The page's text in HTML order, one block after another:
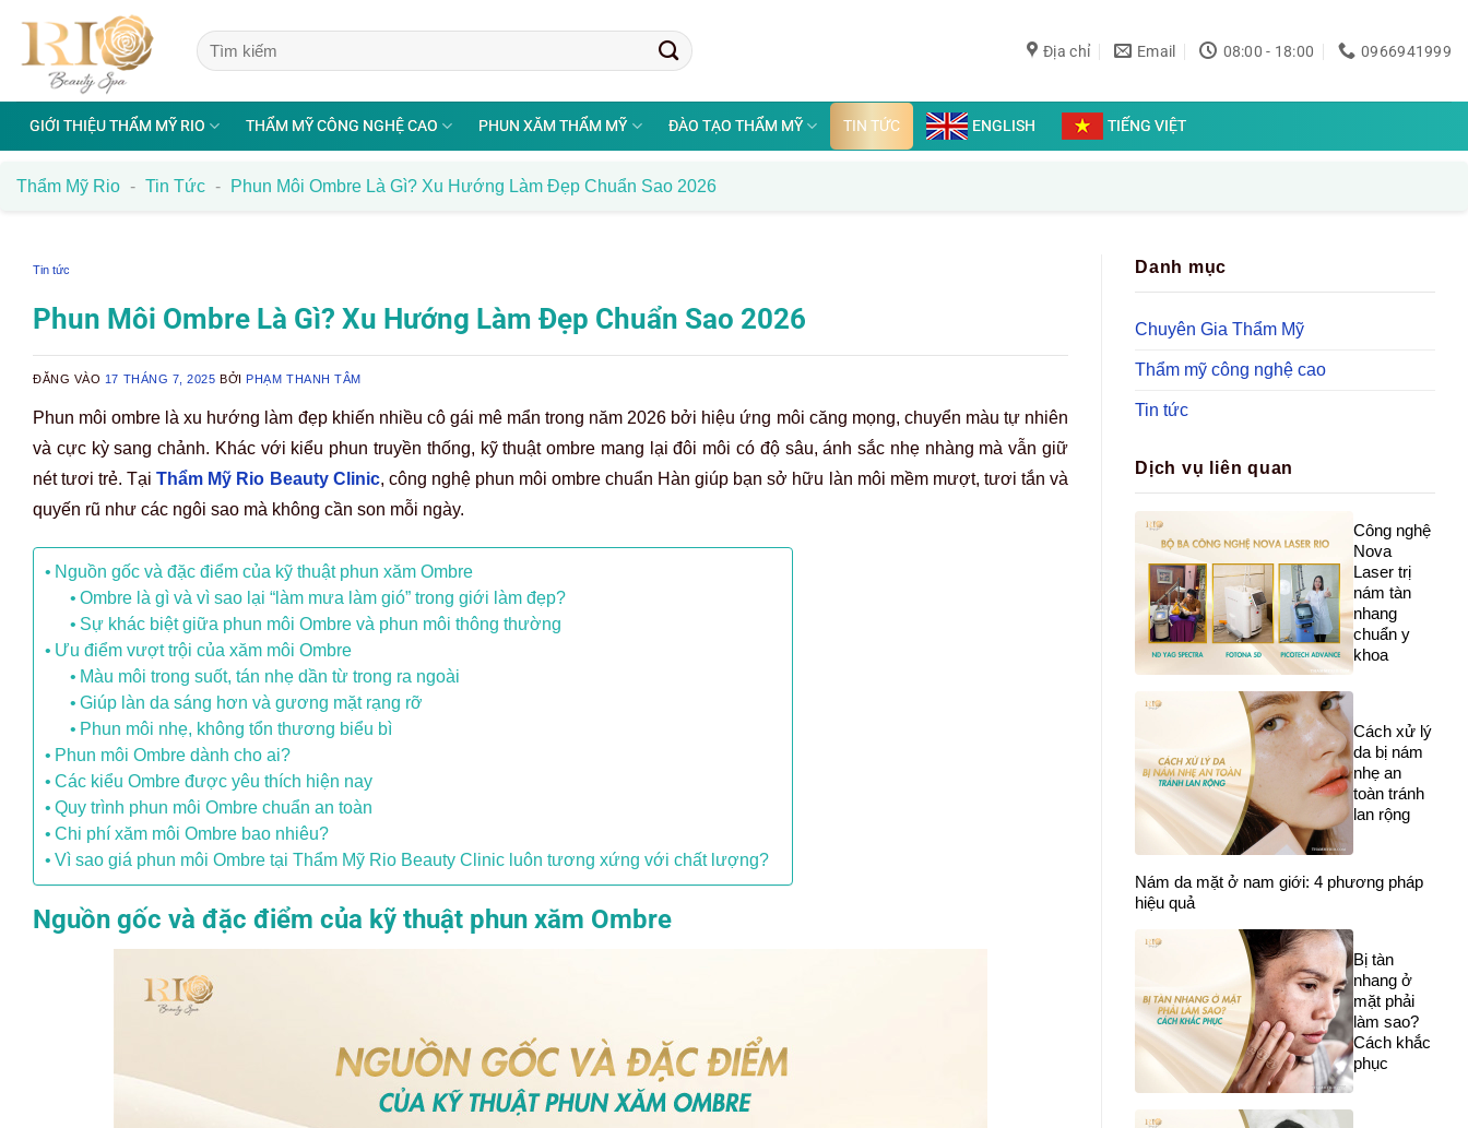
nội
Địa chỉ Email 08:00 - 18:00 0966941999
GIỚI THIỆU THẨM MỸ RIO THẨM MỸ CÔNG NGHỆ CAO PHUN XĂM THẨM MỸ ĐÀO TẠO THẨM MỸ TIN TỨC ENGLISH TIẾNG VIỆT
Thẩm Mỹ Rio - Tin Tức - Phun Môi Ombre Là Gì? Xu Hướng Làm Đẹp Chuẩn Sao 2026
Tin tức
Phun Môi Ombre Là Gì? Xu Hướng Làm Đẹp Chuẩn Sao 2026
ĐĂNG VÀO 17 THÁNG 7, 2025 BỞI PHẠM THANH TÂM
Phun môi ombre là xu hướng làm đẹp khiến nhiều cô gái mê mẩn trong năm 2026 bởi hiệu ứng môi căng mọng, chuyển màu tự nhiên
và cực kỳ sang chảnh. Khác với kiểu phun truyền thống, kỹ thuật ombre mang lại đôi môi có độ sâu, ánh sắc nhẹ nhàng mà vẫn giữ
nét tươi trẻ. TạiThẩm Mỹ Rio Beauty Clinic, công nghệ phun môi ombre chuẩn Hàn giúp bạn sở hữu làn môi mềm mượt, tươi tắn và
quyến rũ như các ngôi sao mà không cần son mỗi ngày.
Nguồn gốc và đặc điểm của kỹ thuật phun xăm Ombre
Ombre là gì và vì sao lại “làm mưa làm gió” trong giới làm đẹp?
Sự khác biệt giữa phun môi Ombre và phun môi thông thường
Ưu điểm vượt trội của xăm môi Ombre
Màu môi trong suốt, tán nhẹ dần từ trong ra ngoài
Giúp làn da sáng hơn và gương mặt rạng rỡ
Phun môi nhẹ, không tổn thương biểu bì
Phun môi Ombre dành cho ai?
Các kiểu Ombre được yêu thích hiện nay
Quy trình phun môi Ombre chuẩn an toàn
Chi phí xăm môi Ombre bao nhiêu?
Vì sao giá phun môi Ombre tại Thẩm Mỹ Rio Beauty Clinic luôn tương xứng với chất lượng?
Nguồn gốc và đặc điểm của kỹ thuật phun xăm Ombre
Danh mục
Chuyên Gia Thẩm Mỹ
Thẩm mỹ công nghệ cao
Tin tức
Dịch vụ liên quan
Công nghệ
Nova
Laser trị
nám tàn
nhang
chuẩn y
khoa
Cách xử lý
da bị nám
nhẹ an
toàn tránh
lan rộng
Nám da mặt ở nam giới: 4 phương pháp
hiệu quả
Bị tàn
nhang ở
mặt phải
làm sao?
Cách khắc
phục